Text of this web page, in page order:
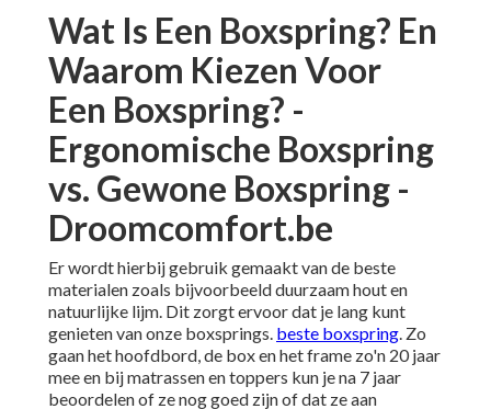
Wat Is Een Boxspring? En
Waarom Kiezen Voor
Een Boxspring? -
Ergonomische Boxspring
vs. Gewone Boxspring -
Droomcomfort.be
Er wordt hierbij gebruik gemaakt van de beste
materialen zoals bijvoorbeeld duurzaam hout en
natuurlijke lijm. Dit zorgt ervoor dat je lang kunt
genieten van onze boxsprings. beste boxspring. Zo
gaan het hoofdbord, de box en het frame zo'n 20 jaar
mee en bij matrassen en toppers kun je na 7 jaar
beoordelen of ze nog goed zijn of dat ze aan